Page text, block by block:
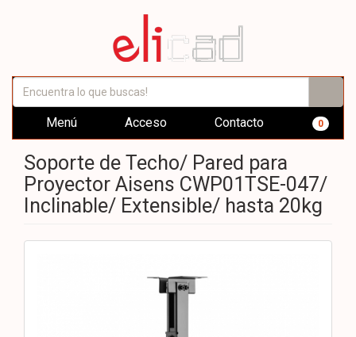
Menú Acceso Contacto 0
Soporte de Techo/ Pared para
Proyector Aisens CWP01TSE-047/
Inclinable/ Extensible/ hasta 20kg